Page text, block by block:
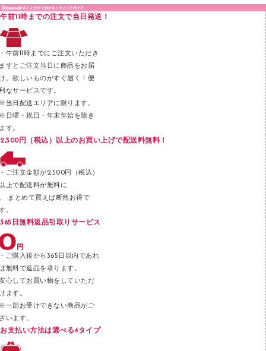
Ｚ式ファイル
２穴リフィル・２穴インデックス
印章用品
ラベル類
メンディングテープ
メッシュケース／ペンケース
フロアケース
ブックエンド／ブックスタンド
パンチ
デスクトレー
テープカッター
その他文具
セロハンテープ
午前11時までの注文で当日発送！
午前11時までにご注文いただき
すとご注文当日に商品をお届
。欲しいものがすぐ届く！便
なサービスです。
当日配送エリアに限ります。
日曜・祝日・年末年始を除き
す。
2,500円（税込）以上のお買い上げで配送料無料！
ご注文金額が2,500円（税込）
上で配送料が無料に
まとめて買えば断然お得で
。
365日無料返品引取りサービス
ご購入後から365日以内であれ
無料で返品を承ります。
心してお買い物をしていただ
ます。
一部お受けできない商品がご
います。
お支払い方法は選べる4タイプ